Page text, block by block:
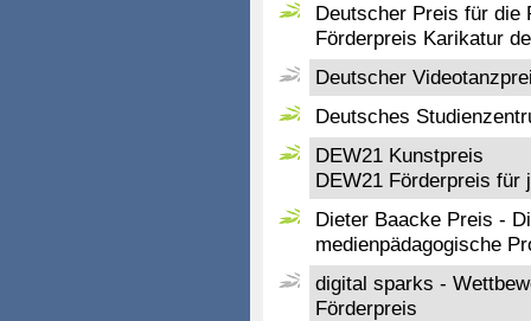
Deutscher Preis für die
Förderpreis Karikatur
Deutscher
Deutsches
DEW21 Kunstpreis
DEW21 Förderpreis für
Dieter Baacke Preis -
medienpädagogische
digital sparks -
Förderpreis